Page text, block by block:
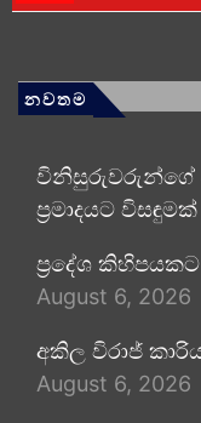
නවතම
විනිසුරුවරුන්ගේ
ප්‍රමාදයට
ප්‍රදේශ
August 6, 2026
අකිල විරාජ්
August 6, 2026